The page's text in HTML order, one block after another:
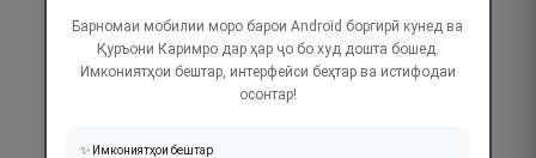
Барномаи мобилии моро барои Android боргирӣ кунед ва
Қуръони Каримро дар ҳар ҷо бо худ дошта бошед.
Имкониятҳои бештар, интерфейси беҳтар ва истифодаи
осонтар!
✨ Имкониятҳои бештар